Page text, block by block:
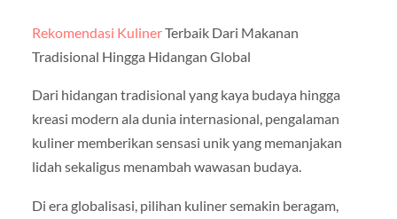
Rekomendasi KulinerTerbaik Dari Makanan
Tradisional Hingga Hidangan Global
Dari hidangan tradisional yang kaya budaya hingga
kreasi modern ala dunia internasional, pengalaman
kuliner memberikan sensasi unik yang memanjakan
lidah sekaligus menambah wawasan budaya.
Di era globalisasi, pilihan kuliner semakin beragam,